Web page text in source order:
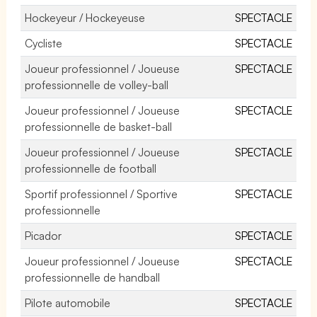
Hockeyeur / Hockeyeuse
SPECTACLE
Cycliste
SPECTACLE
Joueur professionnel / Joueuse
professionnelle de volley-ball
SPECTACLE
Joueur professionnel / Joueuse
professionnelle de basket-ball
SPECTACLE
Joueur professionnel / Joueuse
professionnelle de football
SPECTACLE
Sportif professionnel / Sportive
professionnelle
SPECTACLE
Picador
SPECTACLE
Joueur professionnel / Joueuse
professionnelle de handball
SPECTACLE
Pilote automobile
SPECTACLE